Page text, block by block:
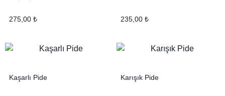
275,00 ₺ 235,00 ₺
Kaşarlı Pide Karışık Pide